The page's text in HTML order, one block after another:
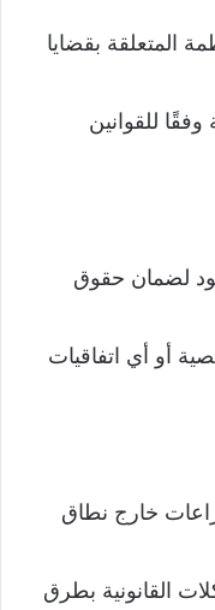
المتعلقة بقضايا
وفقًا للقوانين
لضمان حقوق
أو أي اتفاقيات
خارج نطاق
القانونية بطرق